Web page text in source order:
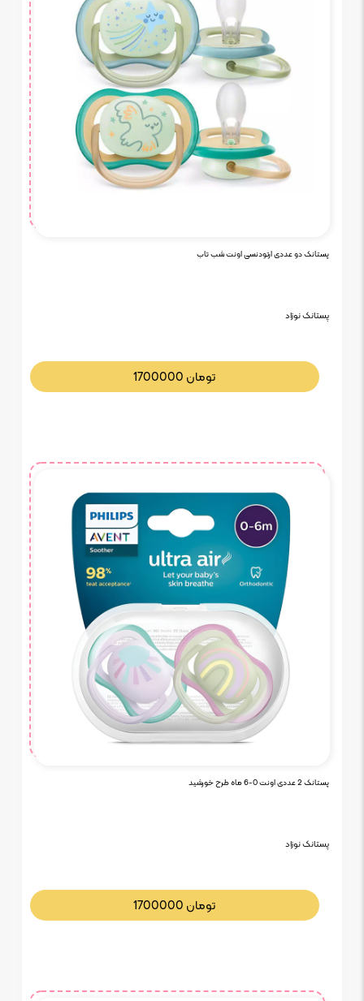
پستانک دو عددی ارتودنسی اونت شب تاب
پستانک نوزاد
1700000 تومان
پستانک 2 عددی اونت 0-6 ماه طرح خورشید
پستانک نوزاد
1700000 تومان